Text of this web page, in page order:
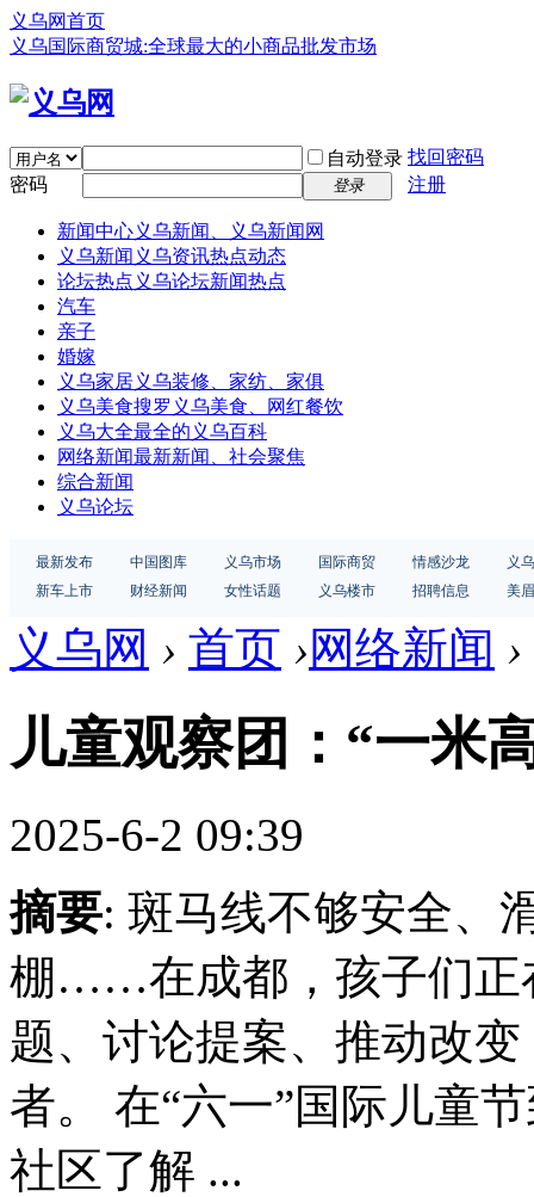
义乌网首页
义乌国际商贸城:全球最大的小商品批发市场
自动登录 找回密码
密码
登录 注册
新闻中心义乌新闻、义乌新闻网
义乌新闻 义乌资讯热点动态
论坛热点 义乌论坛新闻热点
汽车
亲子
婚嫁
义乌家居义乌装修、家纺、家俱
义乌美食搜罗义乌美食、网红餐饮
义乌大全最全的义乌百科
网络新闻最新新闻、社会聚焦
综合新闻
义乌论坛
最新发布 中国图库 义乌市场 国际商贸 情感沙龙
义
新车上市
财经新闻 女性话题 义乌楼市 招聘信息 美
义乌网 › 首页 ›网络新闻 ›
儿童观察团：“一米
2025-6-2 09:39
摘要: 斑马线不够安全、
棚……在成都，孩子们正
题、讨论提案、推动改
者。 在“六一”国际儿童
社区了解 ...